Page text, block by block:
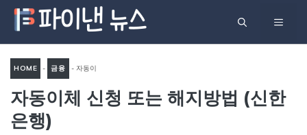
츠
메
HOME - 금융 - 자동이
체 신청 또는 해지방법 (신한
은행)
자동이체 신청 또는 해지방법 (신한
은행)